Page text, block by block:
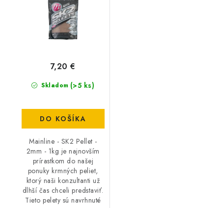
Skladom (>5 ks)
7,20 €
DO KOŠÍKA
Mainline - SK2 Pellet -
2mm - 1kg je najnovším
prírastkom do našej
ponuky krmných peliet,
ktorý naši konzultanti už
dlhší čas chceli predstaviť.
Tieto pelety sú navrhnuté